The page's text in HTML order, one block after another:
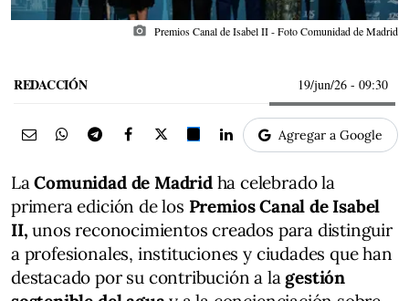
photo_camera Premios Canal de Isabel II - Foto Comunidad de Madrid
REDACCIÓN 19/jun/26 - 09:30
Agregar a Google
LaComunidad de Madridha celebrado la
primera edición de los Premios Canal de Isabel
II, unos reconocimientos creados para distinguir
a profesionales, instituciones y ciudades que han
destacado por su contribución a la gestión